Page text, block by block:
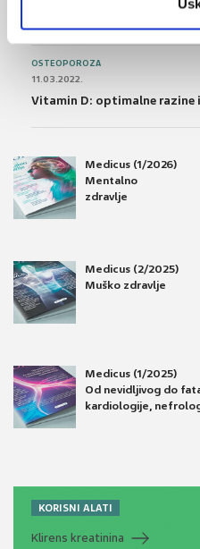
OSTEOPOROZA
11.03.2022.
Vitamin D: optimalne razine
Medicus (1/2026)
Mentalno
zdravlje
Medicus (2/2025)
Muško zdravlje
Medicus (1/2025)
Od nevidljivog do
kardiologije,
KORISNI ALATI
Klirens kreatinina